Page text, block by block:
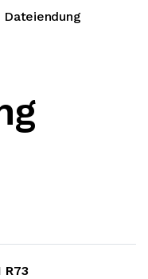
Dateiendung
R73